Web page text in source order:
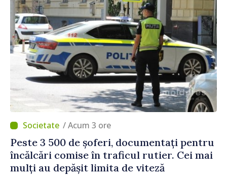
/ Acum 3 ore
Peste 3 500 de șoferi, documentați pentru
încălcări comise în traficul rutier. Cei mai
mulți au depășit limita de viteză